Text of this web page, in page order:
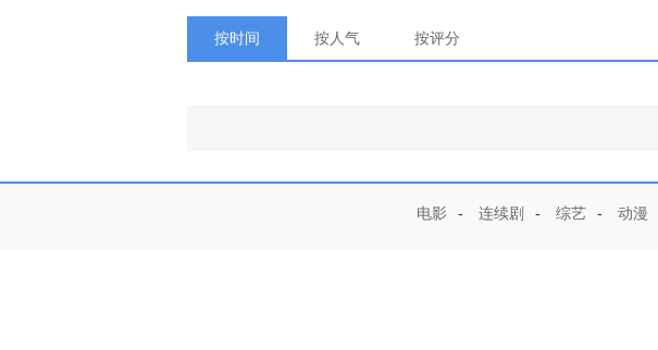
按时间 按人气 按评分
电影 - 连续剧 - 综艺 - 动漫